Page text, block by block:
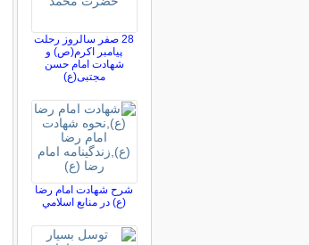
28 صفر سالروز رحلت
پیامبر اکرم(ص) و
شهادت امام حسن
مجتبی(ع)
شرح شهادت امام رضا
(ع) در منابع اسلامي